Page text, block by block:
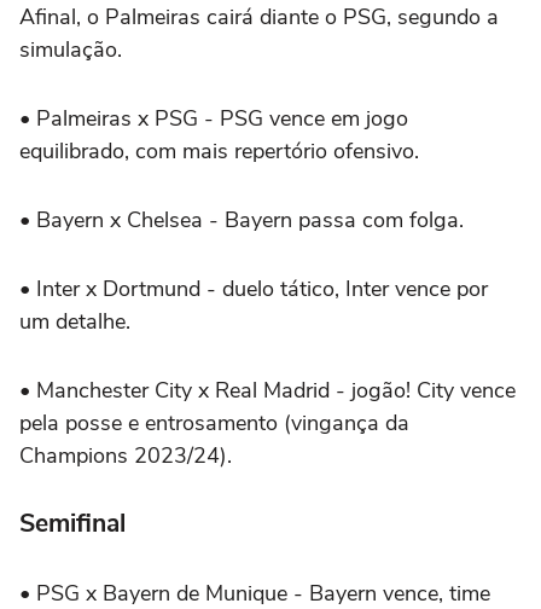
Afinal, o Palmeiras cairá diante o PSG, segundo a
simulação.
• Palmeiras x PSG - PSG vence em jogo
equilibrado, com mais repertório ofensivo.
• Bayern x Chelsea - Bayern passa com folga.
• Inter x Dortmund - duelo tático, Inter vence por
um detalhe.
• Manchester City x Real Madrid - jogão! City vence
pela posse e entrosamento (vingança da
Champions 2023/24).
Semifinal
• PSG x Bayern de Munique - Bayern vence, time